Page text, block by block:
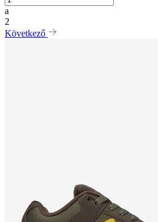
a
2
Következő